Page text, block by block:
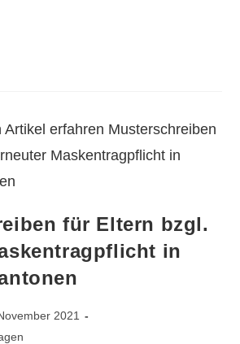
für Eltern bzgl.
in
2021